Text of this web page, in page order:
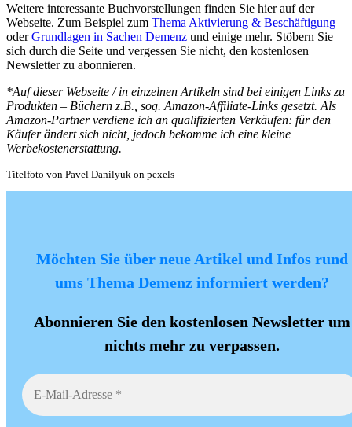
Weitere interessante Buchvorstellungen finden Sie hier auf der
Webseite. Zum Beispiel zum Thema Aktivierung & Beschäftigung
oderGrundlagen in Sachen Demenz und einige mehr. Stöbern Sie
sich durch die Seite und vergessen Sie nicht, den kostenlosen
Newsletter zu abonnieren.
*Auf dieser Webseite / in einzelnen Artikeln sind bei einigen Links zu
Produkten – Büchern z.B., sog. Amazon-Affiliate-Links gesetzt. Als
Amazon-Partner verdiene ich an qualifizierten Verkäufen: für den
Käufer ändert sich nicht, jedoch bekomme ich eine kleine
Werbekostenerstattung.
Titelfoto von Pavel Danilyuk on pexels
Möchten Sie über neue Artikel und Infos rund
ums Thema Demenz informiert werden?
Abonnieren Sie den kostenlosen Newsletter um
nichts mehr zu verpassen.